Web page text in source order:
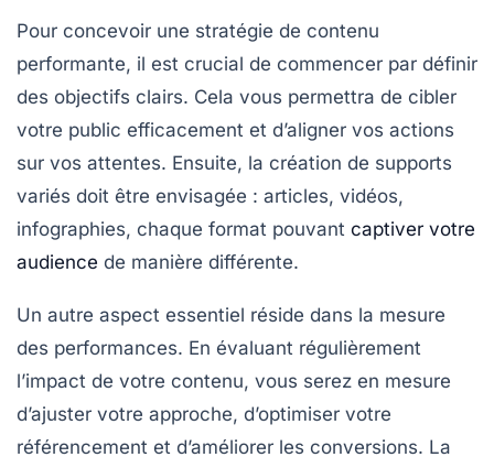
Pour concevoir une stratégie de contenu
performante, il est crucial de commencer par définir
des objectifs clairs. Cela vous permettra de cibler
votre public efficacement et d’aligner vos actions
sur vos attentes. Ensuite, la création de supports
variés doit être envisagée : articles, vidéos,
infographies, chaque format pouvant captiver votre
audience de manière différente.
Un autre aspect essentiel réside dans la mesure
des performances. En évaluant régulièrement
l’impact de votre contenu, vous serez en mesure
d’ajuster votre approche, d’optimiser votre
référencement et d’améliorer les conversions. La